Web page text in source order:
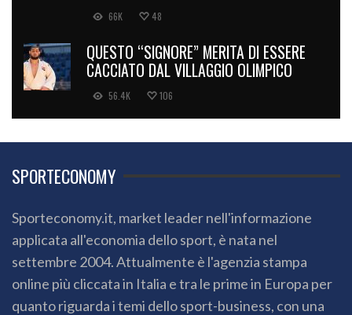
66K 48
QUESTO “SIGNORE” MERITA DI ESSERE
CACCIATO DAL VILLAGGIO OLIMPICO
56.4K 106
SPORTECONOMY
Sporteconomy.it, market leader nell'informazione
applicata all'economia dello sport, è nata nel
settembre 2004. Attualmente è l'agenzia stampa
online più cliccata in Italia e tra le prime in Europa per
quanto riguarda i temi dello sport-business, con una